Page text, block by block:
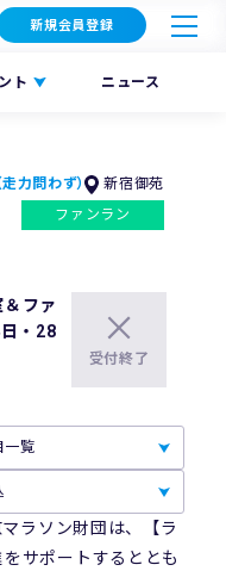
ト ニュース
新規会員登録
力問わず）
新宿御苑
ファンラン
ファ
・28
受付終了
一覧
ラソン財団は、【ラ
サポートするととも